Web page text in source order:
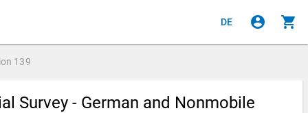
DE account_circle shopping_cart
139
Survey - German and Nonmobile